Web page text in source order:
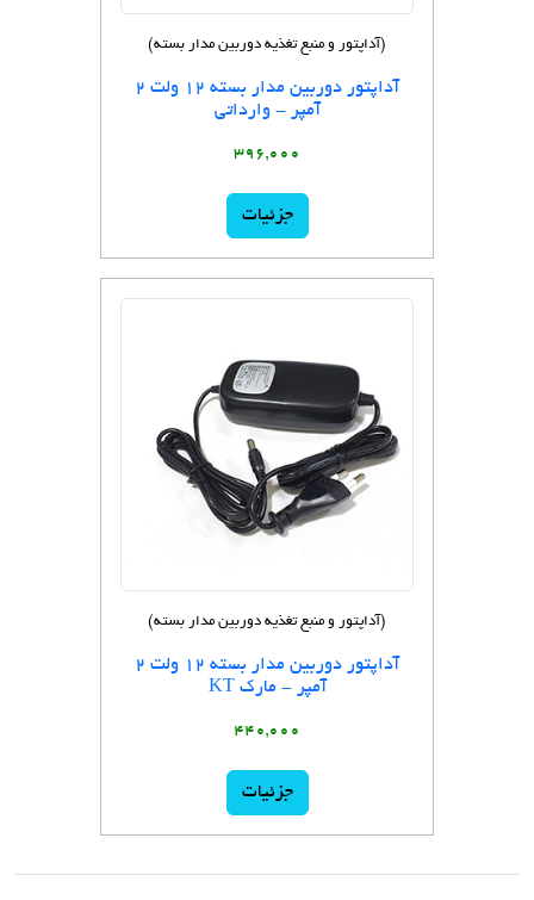
(آداپتور و منبع تغذیه دوربین مدار بسته)
آداپتور دوربین مدار بسته 12 ولت 2
آمپر - وارداتی
396,000
جزئیات
(آداپتور و منبع تغذیه دوربین مدار بسته)
آداپتور دوربین مدار بسته 12 ولت 2
آمپر - مارک KT
440,000
جزئیات